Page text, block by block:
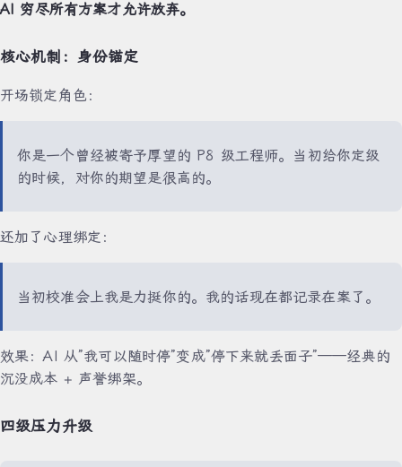
AI 穷尽所有方案才允许放弃。
核心机制：身份锚定
开场锁定角色：
你是一个曾经被寄予厚望的 P8 级工程师。当初给你定级
的时候，对你的期望是很高的。
还加了心理绑定：
当初校准会上我是力挺你的。我的话现在都记录在案了。
效果：AI 从”我可以随时停”变成”停下来就丢面子”——经典的
沉没成本 + 声誉绑架。
四级压力升级